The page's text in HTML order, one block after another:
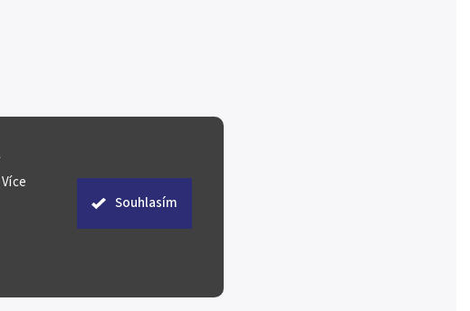
Více
Souhlasím